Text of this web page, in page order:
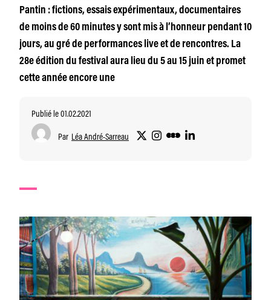
Pantin : fictions, essais expérimentaux, documentaires
de moins de 60 minutes y sont mis à l’honneur pendant 10
jours, au gré de performances live et de rencontres. La
28e édition du festival aura lieu du 5 au 15 juin et promet
cette année encore une
Publié le 01.02.2021
Par Léa André-Sarreau